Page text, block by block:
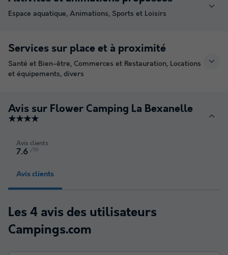
Espace aquatique, Animations, Sports et Loisirs
Services sur place et à proximité
Santé et Bien-être, Commerces et Restauration, Locations
et équipements, divers
Avis sur Flower Camping La Bexanelle
★★★★
Avis clients
7.6 /10
Avis clients
Les 4 avis des utilisateurs
Campings.com